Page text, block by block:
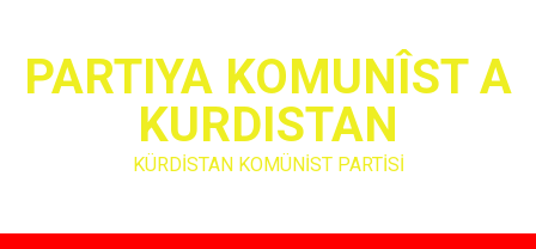
contentPARTIYA KOMUNÎST A
KURDISTAN
KÜRDİSTAN KOMÜNİST PARTİSİ